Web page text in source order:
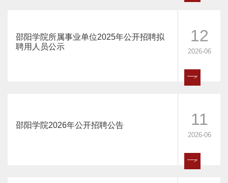
邵阳学院所属事业单位2025年公开招聘拟
聘用人员公示
12
2026-06
邵阳学院2026年公开招聘公告 11
2026-06
人事调配关键岗岗位职责 1、负责做好全校机构设
05
2007-12
05
2007-12